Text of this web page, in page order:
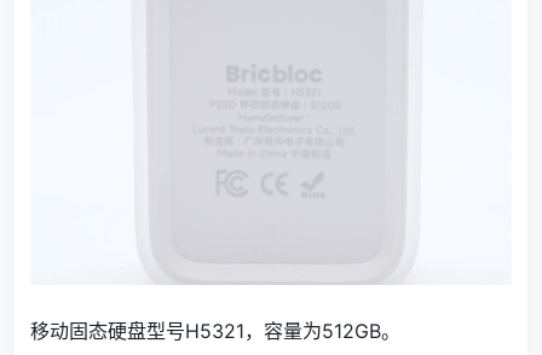
移动固态硬盘型号H5321，容量为512GB。